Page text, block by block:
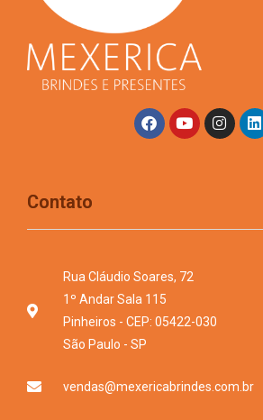
Contato
Rua Cláudio Soares, 72
1º Andar Sala 115
Pinheiros - CEP: 05422-030
São Paulo - SP
vendas@mexericabrindes.com.br